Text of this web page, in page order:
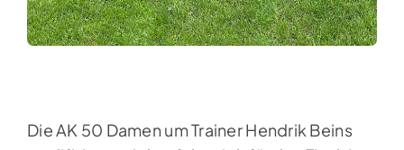
Die AK 50 Damen um Trainer Hendrik Beins